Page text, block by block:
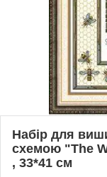
Набір для
схемою "The
, 33*41 см